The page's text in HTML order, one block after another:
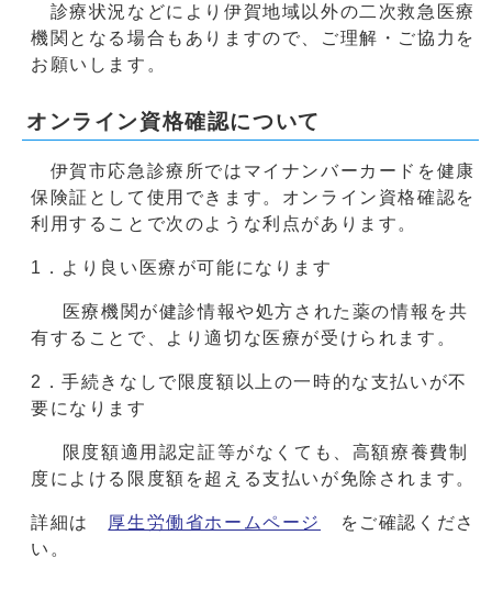
診療状況などにより伊賀地域以外の二次救急医療
機関となる場合もありますので、ご理解・ご協力を
お願いします。
オンライン資格確認について
伊賀市応急診療所ではマイナンバーカードを健康
保険証として使用できます。オンライン資格確認を
利用することで次のような利点があります。
1．より良い医療が可能になります
医療機関が健診情報や処方された薬の情報を共
有することで、より適切な医療が受けられます。
2．手続きなしで限度額以上の一時的な支払いが不
要になります
限度額適用認定証等がなくても、高額療養費制
度によける限度額を超える支払いが免除されます。
詳細は 厚生労働省ホームページ
をご確認くださ
い。